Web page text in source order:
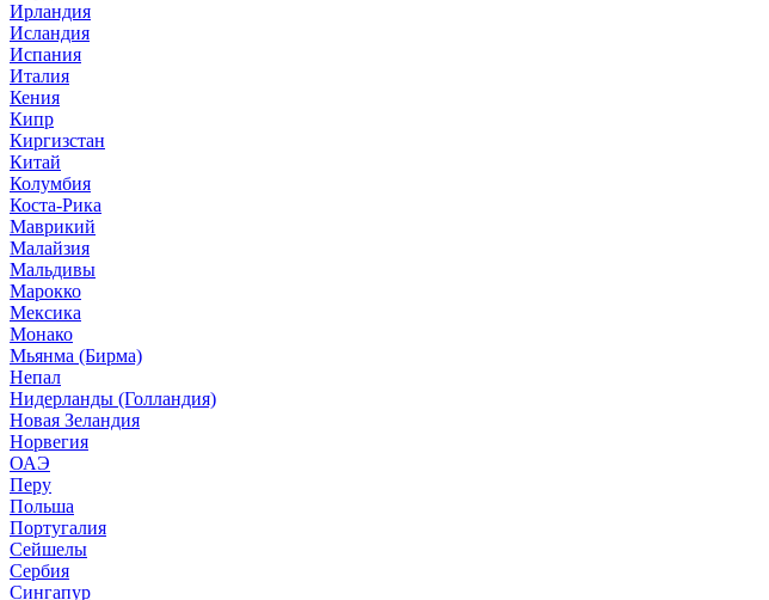
Ирландия
Исландия
Испания
Италия
Кения
Кипр
Киргизстан
Китай
Колумбия
Коста-Рика
Маврикий
Малайзия
Мальдивы
Марокко
Мексика
Монако
Мьянма (Бирма)
Непал
Нидерланды (Голландия)
Новая Зеландия
Норвегия
ОАЭ
Перу
Польша
Португалия
Сейшелы
Сербия
Сингапур